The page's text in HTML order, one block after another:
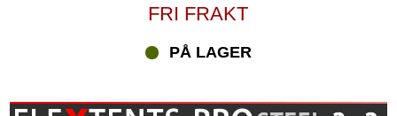
FRI FRAKT
PÅ LAGER